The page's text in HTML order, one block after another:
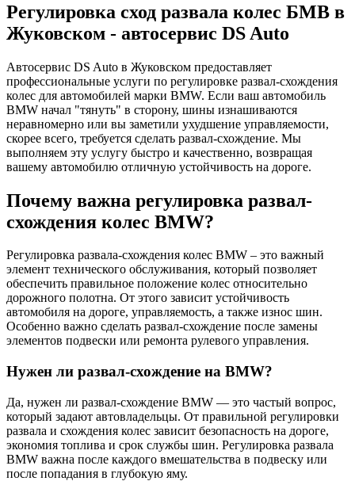
Регулировка сход развала колес БМВ в
Жуковском - автосервис DS Auto
Автосервис DS Auto в Жуковском предоставляет
профессиональные услуги по регулировке развал-схождения
колес для автомобилей марки BMW. Если ваш автомобиль
BMW начал "тянуть" в сторону, шины изнашиваются
неравномерно или вы заметили ухудшение управляемости,
скорее всего, требуется сделать развал-схождение. Мы
выполняем эту услугу быстро и качественно, возвращая
вашему автомобилю отличную устойчивость на дороге.
Почему важна регулировка развал-
схождения колес BMW?
Регулировка развала-схождения колес BMW – это важный
элемент технического обслуживания, который позволяет
обеспечить правильное положение колес относительно
дорожного полотна. От этого зависит устойчивость
автомобиля на дороге, управляемость, а также износ шин.
Особенно важно сделать развал-схождение после замены
элементов подвески или ремонта рулевого управления.
Нужен ли развал-схождение на BMW?
Да, нужен ли развал-схождение BMW — это частый вопрос,
который задают автовладельцы. От правильной регулировки
развала и схождения колес зависит безопасность на дороге,
экономия топлива и срок службы шин. Регулировка развала
BMW важна после каждого вмешательства в подвеску или
после попадания в глубокую яму.